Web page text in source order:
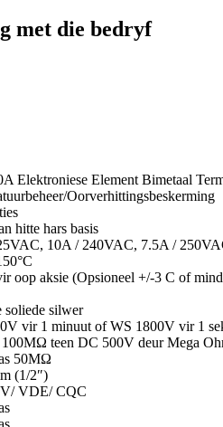
met die bedryf
Elektroniese Element Bimetaal
Oorverhittingsbeskerming
hitte hars basis
10A / 240VAC, 7.5A /
oop aksie (Opsioneel +/-3 C of
soliede silwer
vir 1 minuut of WS 1800V vir 1
100MΩ teen DC 500V deur Mega
50MΩ
(1/2″)
VDE/ CQC